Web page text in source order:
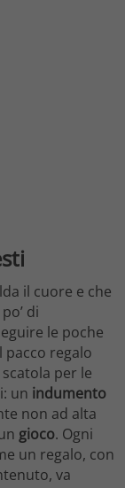
il cuore e che
di
le poche
pacco regalo
per le
un indumento
non ad alta
gioco. Ogni
un regalo, con
va